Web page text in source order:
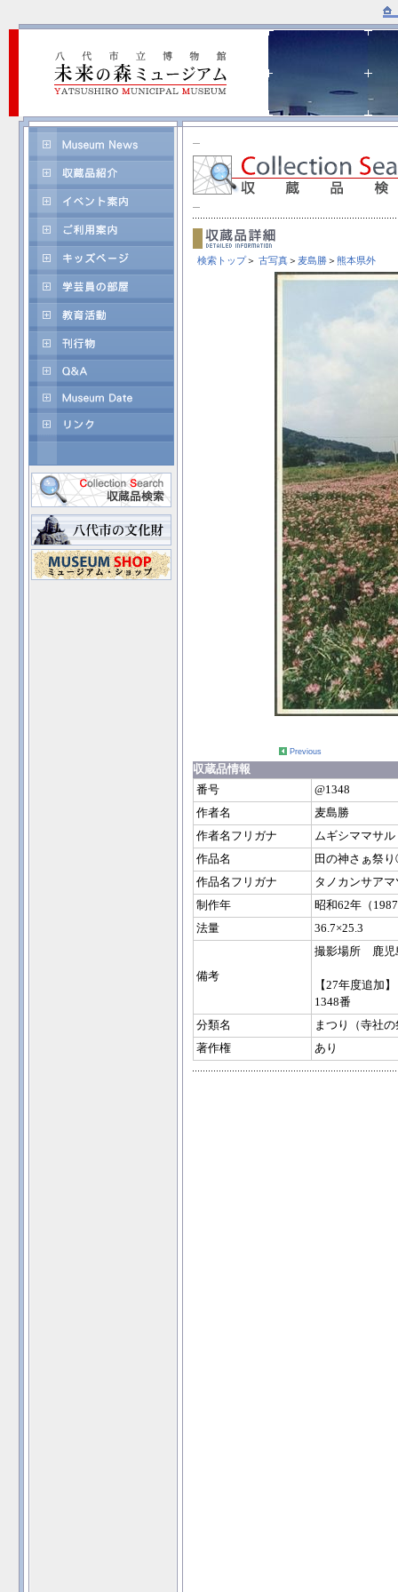
検索トップ＞ 古写真＞ 麦島勝＞ 熊本県外
Previous
収蔵品情報
番号
@1348
作者名
麦島勝
作者名フリガナ
ムギシママサル
作品名
田の神さぁ祭
作品名フリガナ
タノカンサア
制作年
昭和62年（
法量
36.7×25.3
備考
撮影場所 鹿
【27年度追加】
1348番
分類名
まつり（寺社
著作権
あり